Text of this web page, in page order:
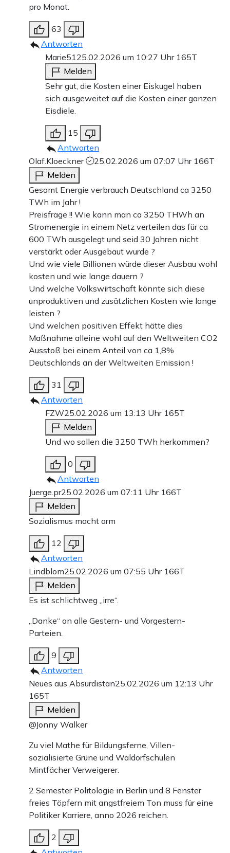
pro Monat.
63
Antworten
Marie5125.02.2026 um 10:27 Uhr 165T
Melden
Sehr gut, die Kosten einer Eiskugel haben
sich ausgeweitet auf die Kosten einer ganzen
Eisdiele.
15
Antworten
Olaf.Kloeckner
25.02.2026 um 07:07 Uhr 166T
Melden
Gesamt Energie verbrauch Deutschland ca 3250
TWh im Jahr !
Preisfrage !! Wie kann man ca 3250 THWh an
Stromenergie in einem Netz verteilen das für ca
600 TWh ausgelegt und seid 30 Jahren nicht
verstärkt oder Ausgebaut wurde ?
Und wie viele Billionen würde dieser Ausbau wohl
kosten und wie lange dauern ?
Und welche Volkswirtschaft könnte sich diese
unproduktiven und zusätzlichen Kosten wie lange
leisten ?
Und welchen positiven Effekt hätte dies
Maßnahme alleine wohl auf den Weltweiten CO2
Ausstoß bei einem Anteil von ca 1,8%
Deutschlands an der Weltweiten Emission !
31
Antworten
FZW25.02.2026 um 13:13 Uhr 165T
Melden
Und wo sollen die 3250 TWh herkommen?
0
Antworten
Juerge.pr25.02.2026 um 07:11 Uhr 166T
Melden
Sozialismus macht arm
12
Antworten
Lindblom25.02.2026 um 07:55 Uhr 166T
Melden
Es ist schlichtweg „irre“.
„Danke“ an alle Gestern- und Vorgestern-
Parteien.
9
Antworten
Neues aus Absurdistan25.02.2026 um 12:13 Uhr
165T
Melden
@Jonny Walker
Zu viel Mathe für Bildungsferne, Villen-
sozialisierte Grüne und Waldorfschulen
Mintfächer Verweigerer.
2 Semester Politologie in Berlin und 8 Fenster
freies Töpfern mit angstfreiem Ton muss für eine
Politiker Karriere, anno 2026 reichen.
2